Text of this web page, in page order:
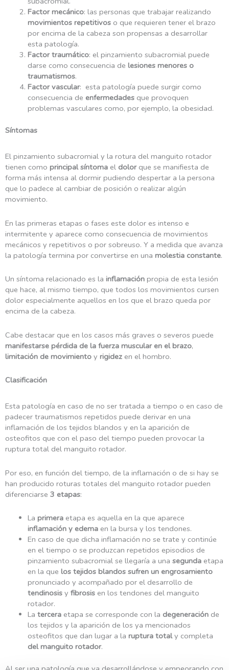
Factor mecánico: las personas que trabajar realizando
movimientos repetitivoso que requieren tener el brazo
por encima de la cabeza son propensas a desarrollar
esta patología.
Factor traumático: el pinzamiento subacromial puede
darse como consecuencia de lesiones menores o
traumatismos.
Factor vascular: esta patología puede surgir como
consecuencia de enfermedadesque provoquen
problemas vasculares como, por ejemplo, la obesidad.
Síntomas
El pinzamiento subacromial y la rotura del manguito rotador
tienen como principal síntoma el dolorque se manifiesta de
forma más intensa al dormir pudiendo despertar a la persona
que lo padece al cambiar de posición o realizar algún
movimiento.
En las primeras etapas o fases este dolor es intenso e
intermitente y aparece como consecuencia de movimientos
mecánicos y repetitivos o por sobreuso. Y a medida que avanza
la patología termina por convertirse en una molestia constante.
Un síntoma relacionado es la inflamación propia de esta lesión
que hace, al mismo tiempo, que todos los movimientos cursen
dolor especialmente aquellos en los que el brazo queda por
encima de la cabeza.
Cabe destacar que en los casos más graves o severos puede
manifestarse pérdida de la fuerza muscular en el brazo,
limitación de movimiento y rigidez en el hombro.
Clasificación
Esta patología en caso de no ser tratada a tiempo o en caso de
padecer traumatismos repetidos puede derivar en una
inflamación de los tejidos blandos y en la aparición de
osteofitos que con el paso del tiempo pueden provocar la
ruptura total del manguito rotador.
Por eso, en función del tiempo, de la inflamación o de si hay se
han producido roturas totales del manguito rotador pueden
diferenciarse 3 etapas:
La primeraetapa es aquella en la que aparece
inflamación y edemaen la bursa y los tendones.
En caso de que dicha inflamación no se trate y continúe
en el tiempo o se produzcan repetidos episodios de
pinzamiento subacromial se llegaría a una segundaetapa
en la que los tejidos blandos sufren un engrosamiento
pronunciado y acompañado por el desarrollo de
tendinosisy fibrosisen los tendones del manguito
rotador.
La terceraetapa se corresponde con la degeneraciónde
los tejidos y la aparición de los ya mencionados
osteofitos que dan lugar a la ruptura totaly completa
del manguito rotador.